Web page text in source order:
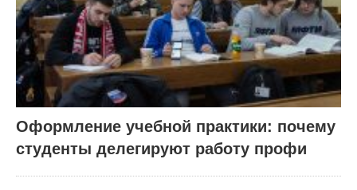
Оформление учебной практики: почему
студенты делегируют работу профи